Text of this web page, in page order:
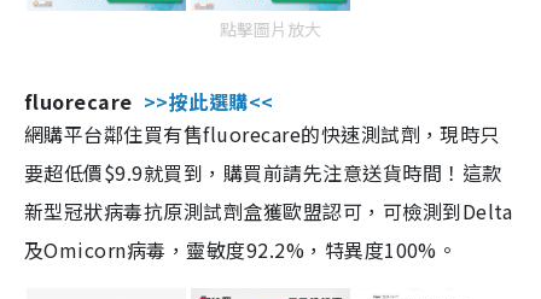
點擊圖片放大
fluorecare >>按此選購<<
網購平台鄰住買有售fluorecare的快速測試劑，現時只
要超低價$9.9就買到，購買前請先注意送貨時間！這款
新型冠狀病毒抗原測試劑盒獲歐盟認可，可檢測到Delta
及Omicorn病毒，靈敏度92.2%，特異度100%。